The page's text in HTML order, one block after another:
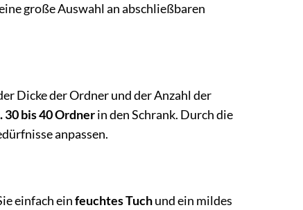
große Auswahl an abschließbaren
Dicke der Ordner und der Anzahl der
30 bis 40 Ordnerin den Schrank. Durch die
anpassen.
einfach einfeuchtes Tuchund ein mildes